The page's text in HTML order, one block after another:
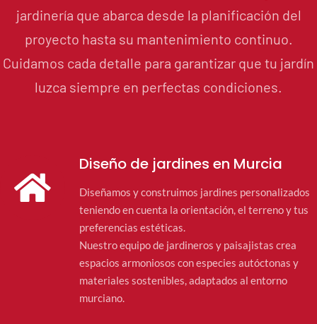
jardinería que abarca desde la planificación del
proyecto hasta su mantenimiento continuo.
Cuidamos cada detalle para garantizar que tu jardín
luzca siempre en perfectas condiciones.
Diseño de jardines en Murcia
Diseñamos y construimos jardines personalizados
teniendo en cuenta la orientación, el terreno y tus
preferencias estéticas.
Nuestro equipo de jardineros y paisajistas crea
espacios armoniosos con especies autóctonas y
materiales sostenibles, adaptados al entorno
murciano.